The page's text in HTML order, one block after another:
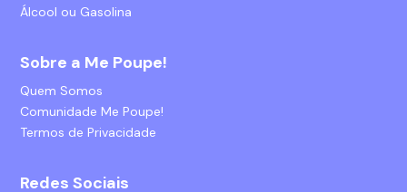
Álcool ou Gasolina
Sobre a Me Poupe!
Quem Somos
Comunidade Me Poupe!
Termos de Privacidade
Redes Sociais